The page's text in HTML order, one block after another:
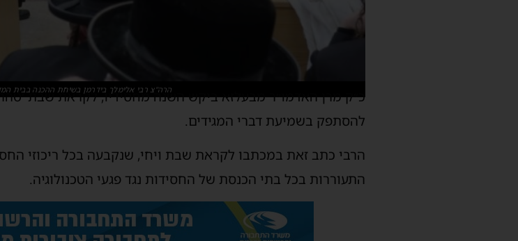
הרה"צ רבי אלימלך בידרמן בשיחת ההכנה בבית
כ״ק מרן האדמו״ר מבעלזא ביקש השנה מחסידיו, לקראת שבת
להסתפק בשמיעת דברי המגידים.
הרבי כתב זאת במכתבו לקראת שבת ויחי, שנקבעה בכל ריכוזי
התעוררות בכל בתי הכנסת של החסידות נגד פגעי הטכנולוגיה.